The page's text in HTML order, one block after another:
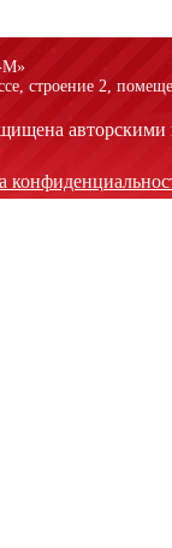
строение 2,